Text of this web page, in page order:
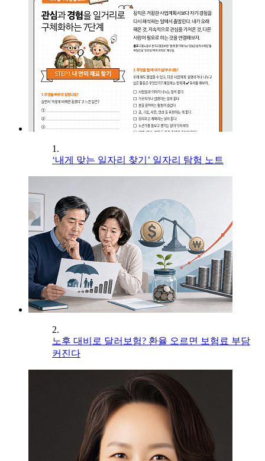
1.
‘내게 맞는 일자리 찾기’ 일자리 탐험 노트
2.
노후 대비로 달러보험? 환율 오르면 보험료 부담
커진다